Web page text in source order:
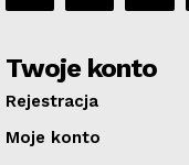
Twoje konto
Rejestracja
Moje konto